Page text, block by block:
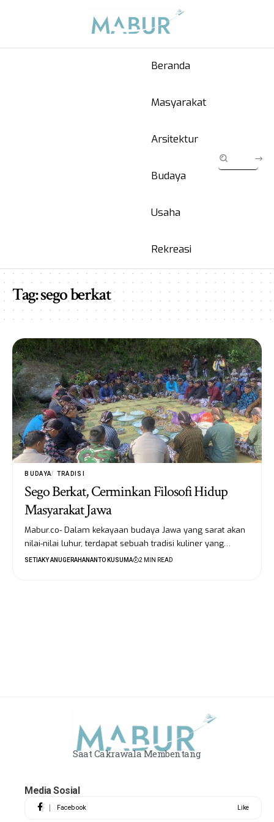
Beranda
Masyarakat
Arsitektur
Budaya
Usaha
Rekreasi
Tag:sego berkat
BUDAYA TRADISI
Sego Berkat, Cerminkan Filosofi Hidup
Masyarakat Jawa
Mabur.co- Dalam kekayaan budaya Jawa yang sarat akan
nilai-nilai luhur, terdapat sebuah tradisi kuliner yang…
SETIAKY ANUGERAHANANTO KUSUMA 2 MIN READ
Saat Cakrawala Membentang
Media Sosial
Facebook Like